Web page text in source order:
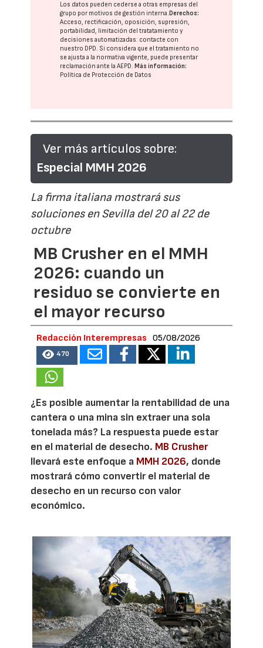
Los datos pueden cederse a otras empresas del
grupo por motivos de gestión interna. Derechos:
Acceso, rectificación, oposición, supresión,
portabilidad, limitación del tratatamiento y
decisiones automatizadas: contacte con
nuestro DPD. Si considera que el tratamiento no
se ajusta a la normativa vigente, puede presentar
reclamación ante laAEPD. Más información:
Política de Protección de Datos
Ver más artículos sobre:
Especial MMH 2026
La firma italiana mostrará sus
soluciones en Sevilla del 20 al 22 de
octubre
MB Crusher en el MMH
2026: cuando un
residuo se convierte en
el mayor recurso
Redacción Interempresas 05/08/2026
470
¿Es posible aumentar la rentabilidad de una
cantera o una mina sin extraer una sola
tonelada más? La respuesta puede estar
en el material de desecho. MB Crusher
llevará este enfoque a MMH 2026, donde
mostrará cómo convertir el material de
desecho en un recurso con valor
económico.